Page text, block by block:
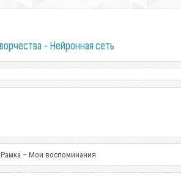
- Нейронная сеть
Рамка – Мои воспоминания